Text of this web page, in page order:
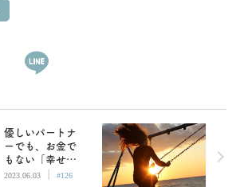
優しいパートナ
ーでも、お金で
もない「幸せな
人生」に必要な
2023.06.03 | #126